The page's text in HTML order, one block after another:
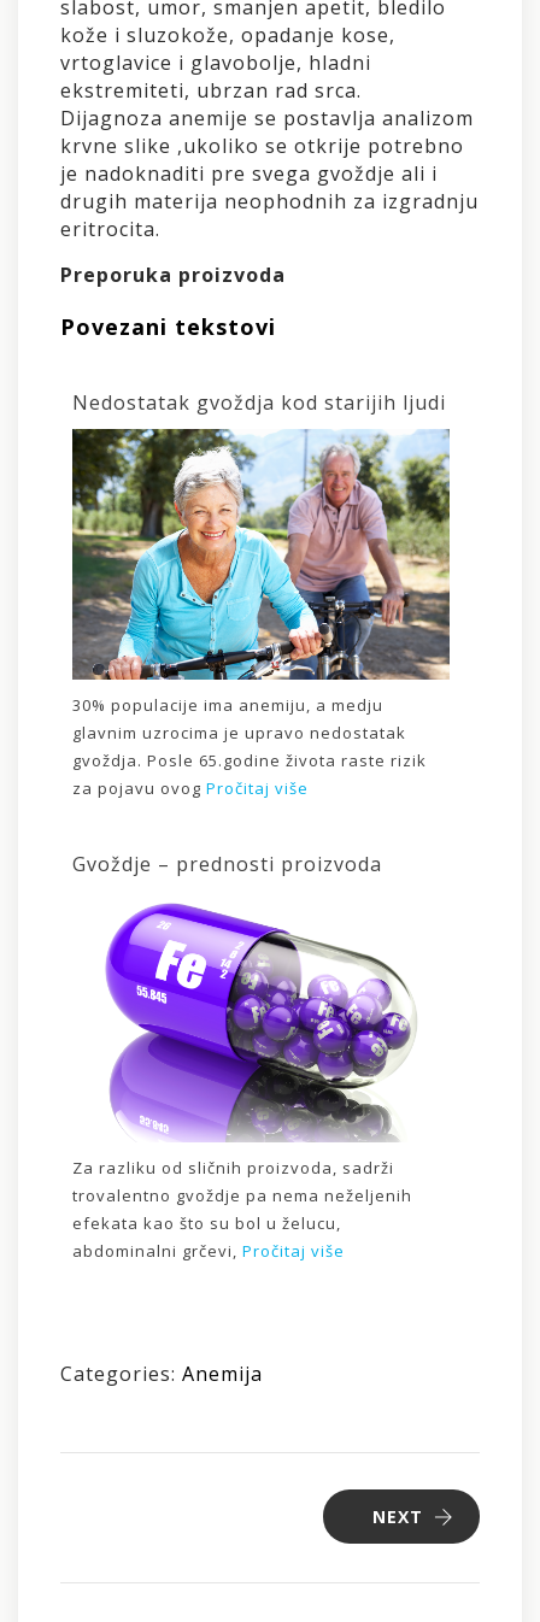
slabost, umor, smanjen apetit, bledilo
kože i sluzokože, opadanje kose,
vrtoglavice i glavobolje, hladni
ekstremiteti, ubrzan rad srca.
Dijagnoza anemije se postavlja analizom
krvne slike ,ukoliko se otkrije potrebno
je nadoknaditi pre svega gvoždje ali i
drugih materija neophodnih za izgradnju
eritrocita.
Preporuka proizvoda
Povezani tekstovi
Nedostatak gvoždja kod starijih ljudi
30% populacije ima anemiju, a medju
glavnim uzrocima je upravo nedostatak
gvoždja. Posle 65.godine života raste rizik
za pojavu ovog Pročitaj više
Gvoždje – prednosti proizvoda
Za razliku od sličnih proizvoda, sadrži
trovalentno gvoždje pa nema neželjenih
efekata kao što su bol u želucu,
abdominalni grčevi, Pročitaj više
Categories: Anemija
NEXT